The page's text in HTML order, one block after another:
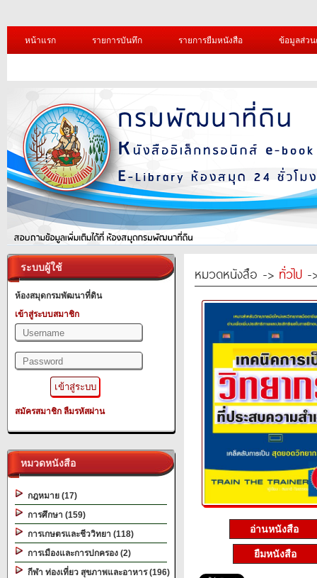
หน้าแรก รายการบันทึก รายการยืมหนังสือ ข้อมูลส่ว
ระบบผู้ใช้
ห้องสมุดกรมพัฒนาที่ดิน
เข้าสู่ระบบสมาชิก
สมัครสมาชิก ลืมรหัสผ่าน
หมวดหนังสือ
กฎหมาย (17)
การศึกษา (159)
การเกษตรและชีววิทยา (118)
การเมืองและการปกครอง (2)
กีฬา ท่องเที่ยว สุขภาพและอาหาร (196)
หมวดหนังสือ -> ทั่วไป -
อ่านหนังสือ
ยืมหนังสือ